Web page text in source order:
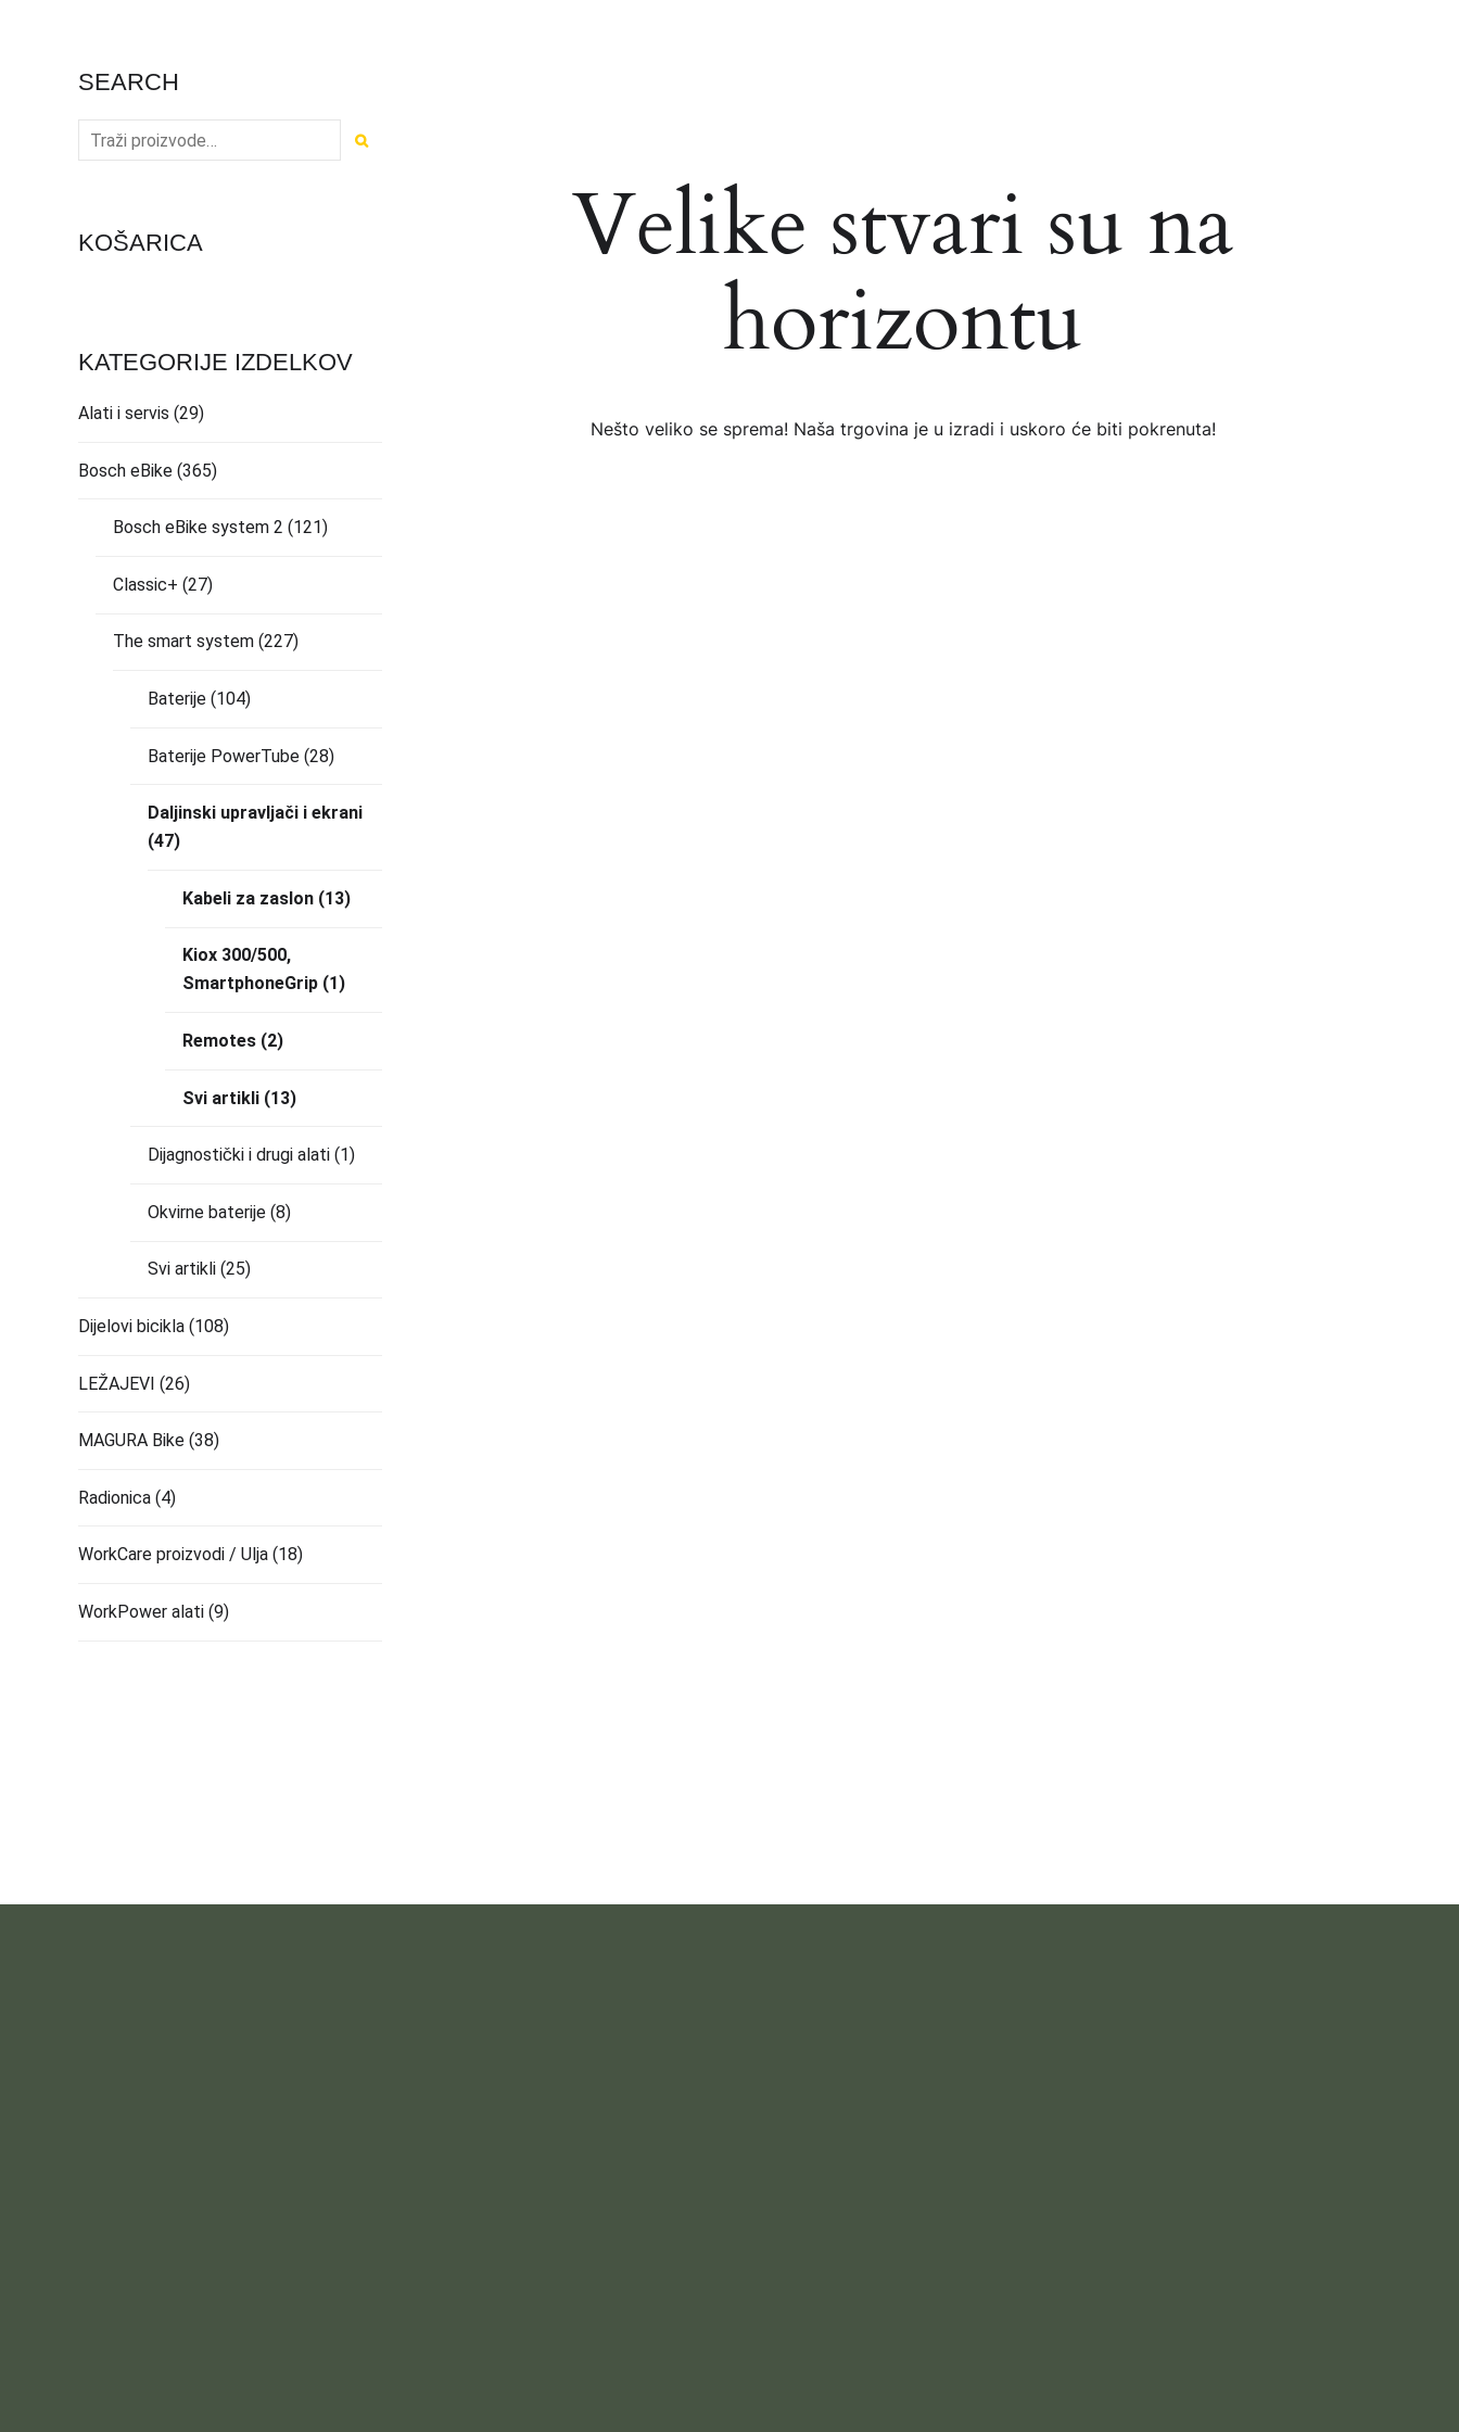
Velike stvari su na
horizontu
Nešto veliko se sprema! Naša trgovina je u izradi i uskoro će biti pokrenuta!
SEARCH
KOŠARICA
KATEGORIJE IZDELKOV
Alati i servis (29)
Bosch eBike (365)
Bosch eBike system 2 (121)
Classic+ (27)
The smart system (227)
Baterije (104)
Baterije PowerTube (28)
Daljinski upravljači i ekrani
(47)
Kabeli za zaslon (13)
Kiox 300/500,
SmartphoneGrip (1)
Remotes (2)
Svi artikli (13)
Dijagnostički i drugi alati (1)
Okvirne baterije (8)
Svi artikli (25)
Dijelovi bicikla (108)
LEŽAJEVI (26)
MAGURA Bike (38)
Radionica (4)
WorkCare proizvodi / Ulja (18)
WorkPower alati (9)